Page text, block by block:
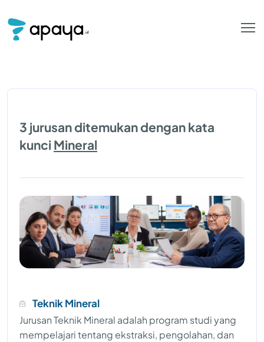
3 jurusan ditemukan dengan kata
kunci Mineral
Teknik Mineral
Jurusan Teknik Mineral adalah program studi yang
mempelajari tentang ekstraksi, pengolahan, dan